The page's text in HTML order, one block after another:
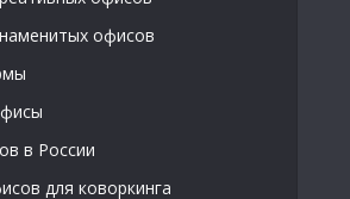
офисов
в России
для коворкинга